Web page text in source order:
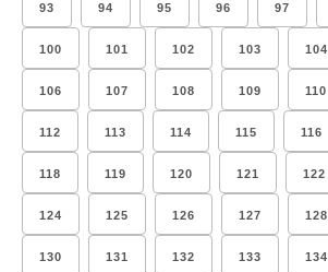
93 94 95 96 97
100 101 102 103 104
106 107 108 109 110
112 113 114 115 116
118 119 120 121 122
124 125 126 127 128
130 131 132 133 134